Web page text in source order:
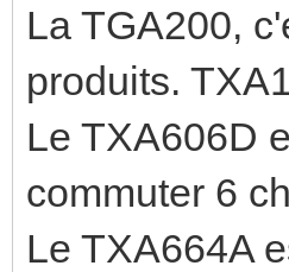
La TGA200,
produits.
Le TXA606D
commuter 6
Le TXA664A